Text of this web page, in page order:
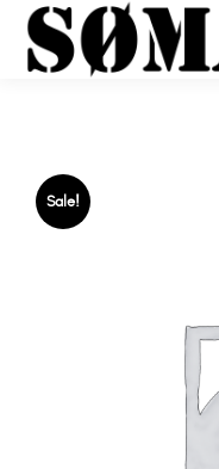
Sale!